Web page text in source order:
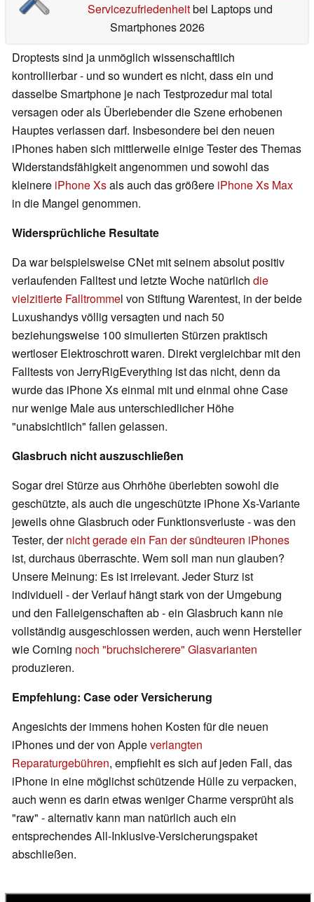
Servicezufriedenheitbei Laptops und
Smartphones 2026
Droptests sind ja unmöglich wissenschaftlich
kontrollierbar - und so wundert es nicht, dass ein und
dasselbe Smartphone je nach Testprozedur mal total
versagen oder als Überlebender die Szene erhobenen
Hauptes verlassen darf. Insbesondere bei den neuen
iPhones haben sich mittlerweile einige Tester des Themas
Widerstandsfähigkeit angenommen und sowohl das
kleinere iPhone Xsals auch das größere iPhone Xs Max
in die Mangel genommen.
Widersprüchliche Resultate
Da war beispielsweise CNet mit seinem absolut positiv
verlaufenden Falltest und letzte Woche natürlich die
vielzitierte Falltrommel von Stiftung Warentest, in der beide
Luxushandys völlig versagten und nach 50
beziehungsweise 100 simulierten Stürzen praktisch
wertloser Elektroschrott waren. Direkt vergleichbar mit den
Falltests von JerryRigEverything ist das nicht, denn da
wurde das iPhone Xs einmal mit und einmal ohne Case
nur wenige Male aus unterschiedlicher Höhe
"unabsichtlich" fallen gelassen.
Glasbruch nicht auszuschließen
Sogar drei Stürze aus Ohrhöhe überlebten sowohl die
geschützte, als auch die ungeschützte iPhone Xs-Variante
jeweils ohne Glasbruch oder Funktionsverluste - was den
Tester, dernicht gerade ein Fan der sündteuren iPhones
ist, durchaus überraschte. Wem soll man nun glauben?
Unsere Meinung: Es ist irrelevant. Jeder Sturz ist
individuell - der Verlauf hängt stark von der Umgebung
und den Falleigenschaften ab - ein Glasbruch kann nie
vollständig ausgeschlossen werden, auch wenn Hersteller
wie Corning noch "bruchsicherere" Glasvarianten
produzieren.
Empfehlung: Case oder Versicherung
Angesichts der immens hohen Kosten für die neuen
iPhones und der von Appleverlangten
Reparaturgebühren, empfiehlt es sich auf jeden Fall, das
iPhone in eine möglichst schützende Hülle zu verpacken,
auch wenn es darin etwas weniger Charme versprüht als
"raw" - alternativ kann man natürlich auch ein
entsprechendes All-Inklusive-Versicherungspaket
abschließen.